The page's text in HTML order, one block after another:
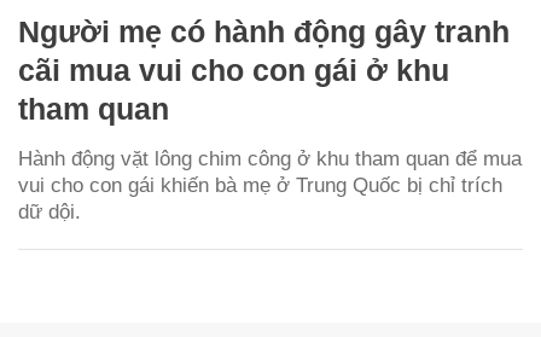
Người mẹ có hành động gây tranh
cãi mua vui cho con gái ở khu
tham quan
Hành động vặt lông chim công ở khu tham quan để mua
vui cho con gái khiến bà mẹ ở Trung Quốc bị chỉ trích
dữ dội.